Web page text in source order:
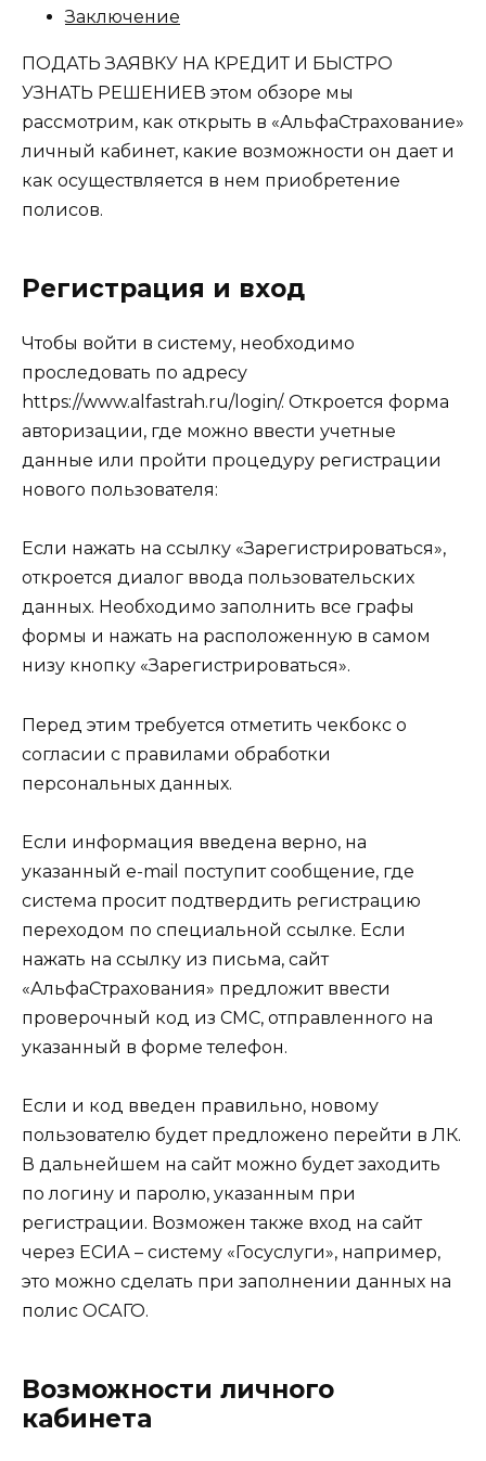
Заключение
ПОДАТЬ ЗАЯВКУ НА КРЕДИТ И БЫСТРО
УЗНАТЬ РЕШЕНИЕВ этом обзоре мы
рассмотрим, как открыть в «АльфаСтрахование»
личный кабинет, какие возможности он дает и
как осуществляется в нем приобретение
полисов.
Регистрация и вход
Чтобы войти в систему, необходимо
проследовать по адресу
https://www.alfastrah.ru/login/. Откроется форма
авторизации, где можно ввести учетные
данные или пройти процедуру регистрации
нового пользователя:
Если нажать на ссылку «Зарегистрироваться»,
откроется диалог ввода пользовательских
данных. Необходимо заполнить все графы
формы и нажать на расположенную в самом
низу кнопку «Зарегистрироваться».
Перед этим требуется отметить чекбокс о
согласии с правилами обработки
персональных данных.
Если информация введена верно, на
указанный e-mail поступит сообщение, где
система просит подтвердить регистрацию
переходом по специальной ссылке. Если
нажать на ссылку из письма, сайт
«АльфаСтрахования» предложит ввести
проверочный код из СМС, отправленного на
указанный в форме телефон.
Если и код введен правильно, новому
пользователю будет предложено перейти в ЛК.
В дальнейшем на сайт можно будет заходить
по логину и паролю, указанным при
регистрации. Возможен также вход на сайт
через ЕСИА – систему «Госуслуги», например,
это можно сделать при заполнении данных на
полис ОСАГО.
Возможности личного
кабинета